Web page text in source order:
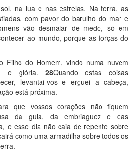
na lua e nas estrelas. Na terra, as
com pavor do barulho do mar e
vão desmaiar de medo, só em
ao mundo, porque as forças do
Filho do Homem, vindo numa nuvem
e glória. 28Quando estas coisas
levantai-vos e erguei a cabeça,
está próxima.
que vossos corações não fiquem
da gula, da embriaguez e das
e esse dia não caia de repente sobre
como uma armadilha sobre todos os